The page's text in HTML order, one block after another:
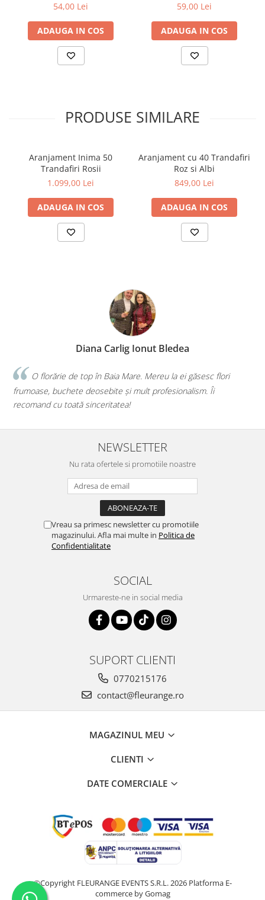
54,00 Lei
ADAUGA IN COS
59,00 Lei
ADAUGA IN COS
PRODUSE SIMILARE
Aranjament Inima 50
Trandafiri Rosii
1.099,00 Lei
ADAUGA IN COS
Aranjament cu 40 Trandafiri
Roz si Albi
849,00 Lei
ADAUGA IN COS
flori
Îi
Diana Illés
Faceți o treabă minunată! Orice buchet sau
iau de la voi, iar de fiecare dată mi-ați confirmat că
mai bună alegere!💕
NEWSLETTER
Nu rata ofertele si promotiile noastre
Vreau sa primesc newsletter cu promotiile
magazinului. Afla mai multe in Politica de
Confidentialitate
SOCIAL
Urmareste-ne in social media
SUPORT CLIENTI
0770215176
contact@fleurange.ro
MAGAZINUL MEU
CLIENTI
DATE COMERCIALE
©Copyright FLEURANGE EVENTS S.R.L. 2026 Platforma E-
commerce by Gomag